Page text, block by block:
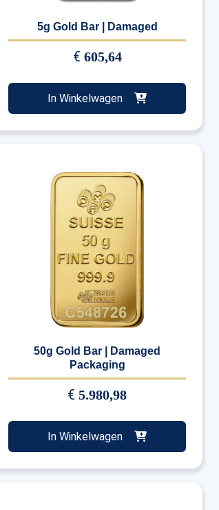
5g Gold Bar | Damaged
€ 605,64
In Winkelwagen
50g Gold Bar | Damaged
Packaging
€ 5.980,98
In Winkelwagen